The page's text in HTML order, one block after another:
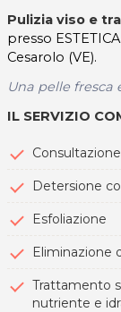
Pulizia viso e
presso
Cesarolo (VE).
Una pelle fresca
IL SERVIZIO
Detersione
Esfoliazione
Eliminazione
Trattamento
nutriente e